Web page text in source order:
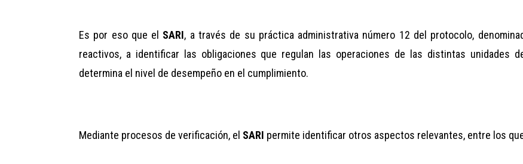
Es por eso que el SARI, a través de su práctica administrativa número 12 del protocolo,
reactivos, a identificar las obligaciones que regulan las operaciones de las distintas unidades
determina el nivel de desempeño en el cumplimiento.
Mediante procesos de verificación, el SARI permite identificar otros aspectos relevantes, entre los